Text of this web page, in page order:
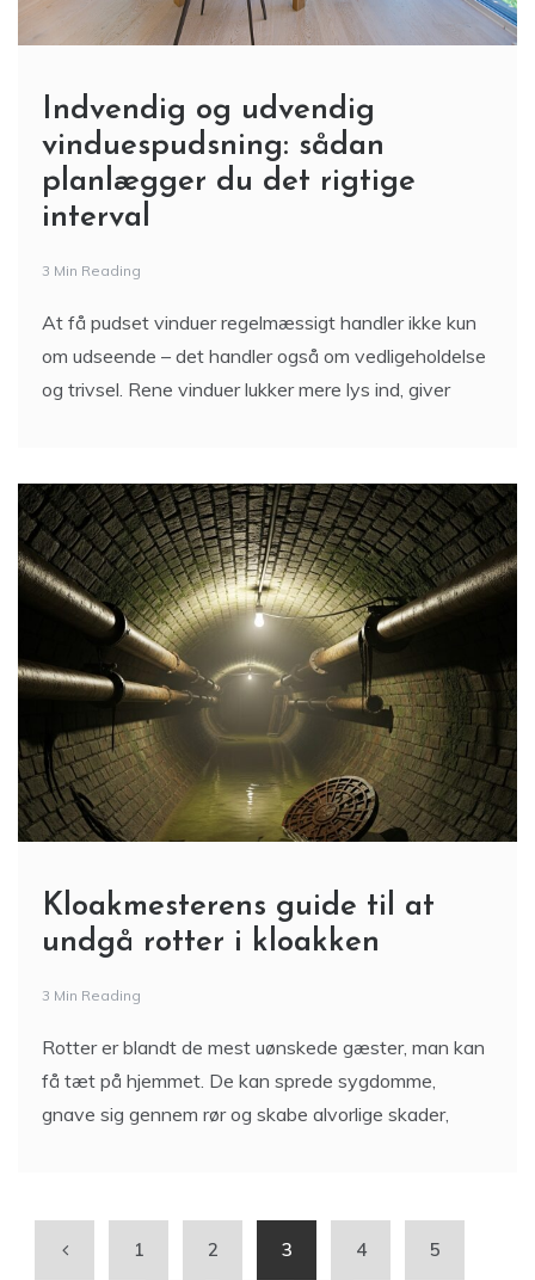
vinduespudsning: sådan
planlægger du det rigtige
interval
3 Min Reading
At få pudset vinduer regelmæssigt handler ikke kun
undgå rotter i kloakken
3 Min Reading
Rotter er blandt de mest uønskede gæster, man kan